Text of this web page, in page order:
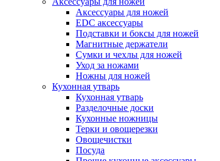
Аксессуары для ножей
EDC аксессуары
Подставки и боксы для ножей
Магнитные держатели
Сумки и чехлы для ножей
Уход за ножами
Ножны для ножей
Кухонная утварь
Кухонная утварь
Разделочные доски
Кухонные ножницы
Терки и овощерезки
Овощечистки
Посуда